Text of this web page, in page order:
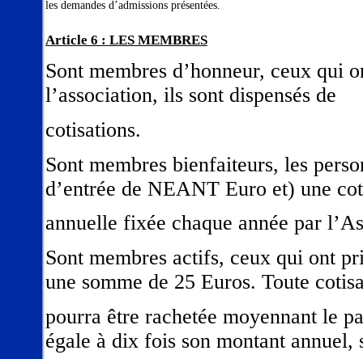
les demandes d’admissions présentées.
Article 6 : LES MEMBRES
Sont membres d’honneur, ceux qui
l’association, ils sont dispensés de
cotisations.
Sont membres bienfaiteurs, les
d’entrée de NEANT Euro et) une
annuelle fixée chaque année par
Sont membres actifs, ceux qui ont
une somme de 25 Euros. Toute
pourra être rachetée moyennant le
égale à dix fois son montant annuel,